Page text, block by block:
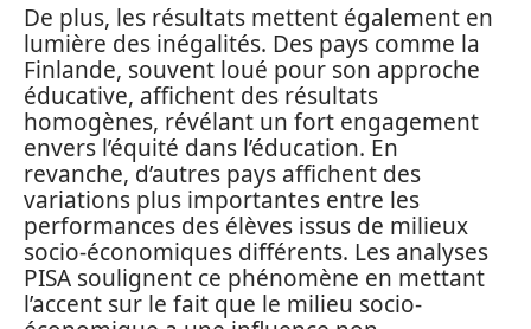
De plus, les résultats mettent également en
lumière des inégalités. Des pays comme la
Finlande, souvent loué pour son approche
éducative, affichent des résultats
homogènes, révélant un fort engagement
envers l’équité dans l’éducation. En
revanche, d’autres pays affichent des
variations plus importantes entre les
performances des élèves issus de milieux
socio-économiques différents. Les analyses
PISA soulignent ce phénomène en mettant
l’accent sur le fait que le milieu socio-